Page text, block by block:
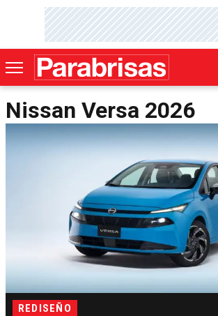
Nissan Versa 2026
REDISEÑO